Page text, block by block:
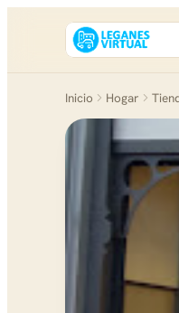
Inicio Hogar